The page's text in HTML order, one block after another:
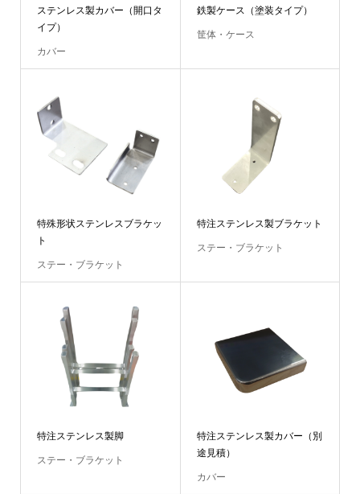
ステンレス製カバー（開口タ
イプ）
カバー
鉄製ケース（塗装タイプ）
筐体・ケース
特殊形状ステンレスブラケッ
ト
ステー・ブラケット
特注ステンレス製ブラケット
ステー・ブラケット
特注ステンレス製脚
ステー・ブラケット
特注ステンレス製カバー（別
途見積）
カバー